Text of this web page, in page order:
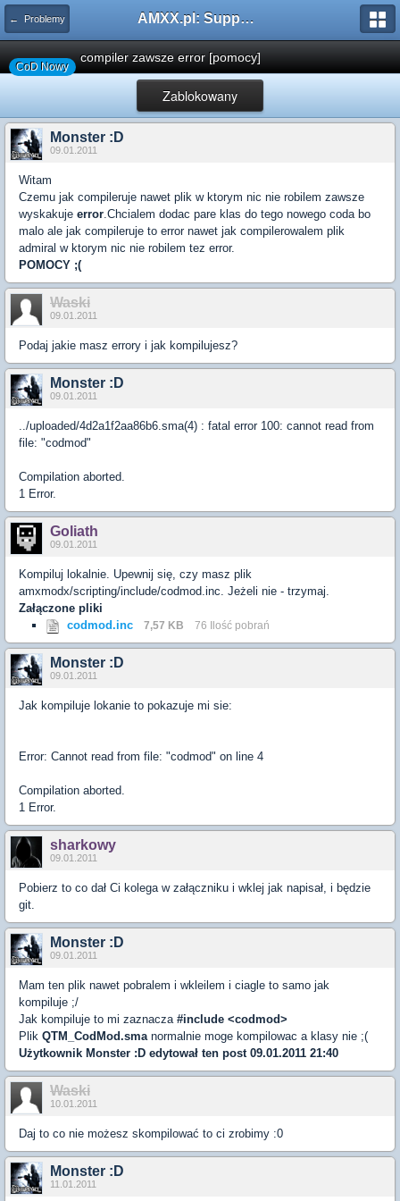
← Problemy AMXX.pl: Support AMX Mod X i SourceMod
CoD Nowy
compiler zawsze error [pomocy]
Zablokowany
Monster :D
09.01.2011
Witam
Czemu jak compileruje nawet plik w ktorym nic nie robilem zawsze
wyskakuje error.Chcialem dodac pare klas do tego nowego coda bo
malo ale jak compileruje to error nawet jak compilerowalem plik
admiral w ktorym nic nie robilem tez error.
POMOCY ;(
Waski
09.01.2011
Podaj jakie masz errory i jak kompilujesz?
Monster :D
09.01.2011
../uploaded/4d2a1f2aa86b6.sma(4) : fatal error 100: cannot read from
file: "codmod"
Compilation aborted.
1 Error.
Goliath
09.01.2011
Kompiluj lokalnie. Upewnij się, czy masz plik
amxmodx/scripting/include/codmod.inc. Jeżeli nie - trzymaj.
Załączone pliki
codmod.inc
7,57 KB 76 Ilość pobrań
Monster :D
09.01.2011
Jak kompiluje lokanie to pokazuje mi sie:
Error: Cannot read from file: "codmod" on line 4
Compilation aborted.
1 Error.
sharkowy
09.01.2011
Pobierz to co dał Ci kolega w załączniku i wklej jak napisał, i będzie
git.
Monster :D
09.01.2011
Mam ten plik nawet pobralem i wkleilem i ciagle to samo jak
kompiluje ;/
Jak kompiluje to mi zaznacza #include <codmod>
Plik QTM_CodMod.smanormalnie moge kompilowac a klasy nie ;(
Użytkownik Monster :D edytował ten post 09.01.2011 21:40
Waski
10.01.2011
Daj to co nie możesz skompilować to ci zrobimy :0
Monster :D
11.01.2011